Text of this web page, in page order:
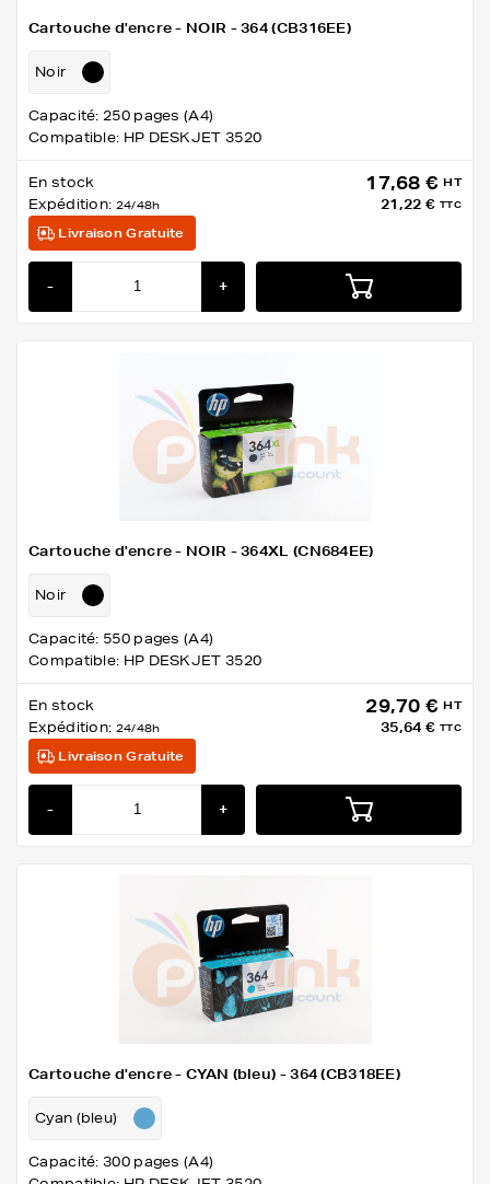
Cartouche d'encre - NOIR - 364 (CB316EE)
Noir
Capacité: 250 pages (A4)
Compatible: HP DESKJET 3520
En stock
Expédition: 24/48h
17,68 € HT
21,22 € TTC
Livraison Gratuite
- +
Cartouche d'encre - NOIR - 364XL (CN684EE)
Noir
Capacité: 550 pages (A4)
Compatible: HP DESKJET 3520
En stock
Expédition: 24/48h
29,70 € HT
35,64 € TTC
Livraison Gratuite
- +
Cartouche d'encre - CYAN (bleu) - 364 (CB318EE)
Cyan (bleu)
Capacité: 300 pages (A4)